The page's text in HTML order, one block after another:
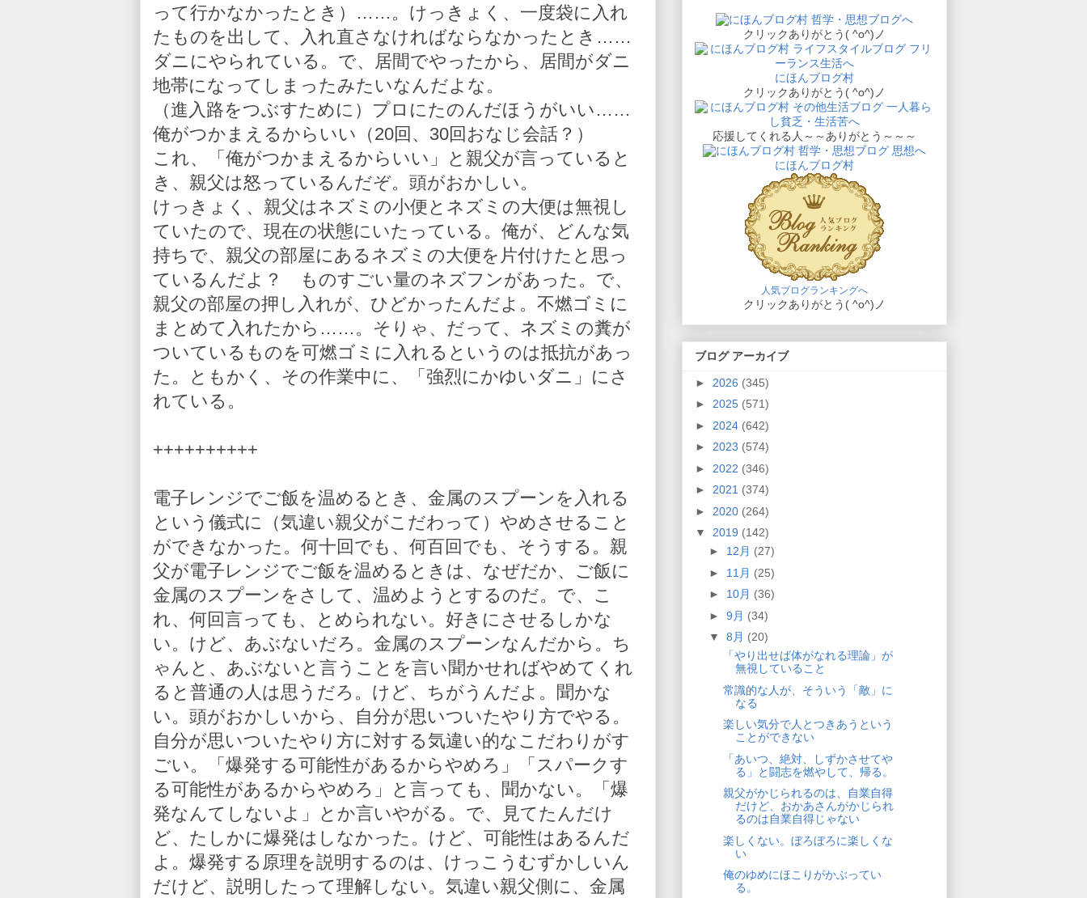
って行かなかったとき）……。けっきょく、一度袋に入れ
たものを出して、入れ直さなければならなかったとき……
ダニにやられている。で、居間でやったから、居間がダニ
地帯になってしまったみたいなんだよな。
（進入路をつぶすために）プロにたのんだほうがいい……
俺がつかまえるからいい（20回、30回おなじ会話？）
これ、「俺がつかまえるからいい」と親父が言っていると
き、親父は怒っているんだぞ。頭がおかしい。
けっきょく、親父はネズミの小便とネズミの大便は無視し
ていたので、現在の状態にいたっている。俺が、どんな気
持ちで、親父の部屋にあるネズミの大便を片付けたと思っ
ているんだよ？ ものすごい量のネズフンがあった。で、
親父の部屋の押し入れが、ひどかったんだよ。不燃ゴミに
まとめて入れたから……。そりゃ、だって、ネズミの糞が
ついているものを可燃ゴミに入れるというのは抵抗があっ
た。ともかく、その作業中に、「強烈にかゆいダニ」にさ
れている。
++++++++++
電子レンジでご飯を温めるとき、金属のスプーンを入れる
という儀式に（気違い親父がこだわって）やめさせること
ができなかった。何十回でも、何百回でも、そうする。親
父が電子レンジでご飯を温めるときは、なぜだか、ご飯に
金属のスプーンをさして、温めようとするのだ。で、こ
れ、何回言っても、とめられない。好きにさせるしかな
い。けど、あぶないだろ。金属のスプーンなんだから。ち
ゃんと、あぶないと言うことを言い聞かせればやめてくれ
ると普通の人は思うだろ。けど、ちがうんだよ。聞かな
い。頭がおかしいから、自分が思いついたやり方でやる。
自分が思いついたやり方に対する気違い的なこだわりがす
ごい。「爆発する可能性があるからやめろ」「スパークす
る可能性があるからやめろ」と言っても、聞かない。「爆
発なんてしないよ」とか言いやがる。で、見てたんだけ
ど、たしかに爆発はしなかった。けど、可能性はあるんだ
よ。爆発する原理を説明するのは、けっこうむずかしいん
だけど、説明したって理解しない。気違い親父側に、金属
クリックありがとう( ^o^)ノ
にほんブログ村
クリックありがとう( ^o^)ノ
応援してくれる人～～ありがとう～～～
にほんブログ村
人気ブログランキングへ
クリックありがとう( ^o^)ノ
ブログ アーカイブ
► 2026 (345)
► 2025 (571)
► 2024 (642)
► 2023 (574)
► 2022 (346)
► 2021 (374)
► 2020 (264)
▼ 2019 (142)
► 12月 (27)
► 11月 (25)
► 10月 (36)
► 9月 (34)
▼ 8月 (20)
「やり出せば体がなれる理論」が
無視していること
常識的な人が、そういう「敵」に
なる
楽しい気分で人とつきあうという
ことができない
「あいつ、絶対、しずかさせてや
る」と闘志を燃やして、帰る。
親父がかじられるのは、自業自得
だけど、おかあさんがかじられ
るのは自業自得じゃない
楽しくない。ぼろぼろに楽しくな
い
俺のゆめにほこりがかぶってい
る。